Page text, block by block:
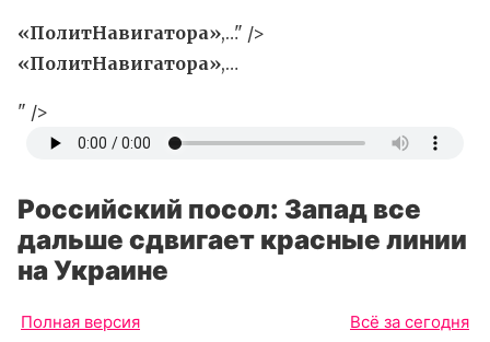
«ПолитНавигатора»,…" />
«ПолитНавигатора»,…
" />
Российский посол: Запад все
дальше сдвигает красные линии
на Украине
Полная версия Всё за сегодня